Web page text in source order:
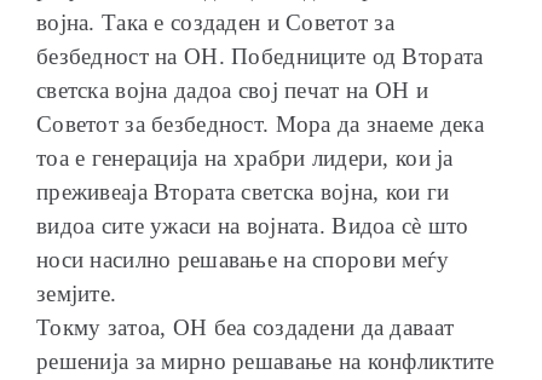
војна. Така е создаден и Советот за
безбедност на ОН. Победниците од Втората
светска војна дадоа свој печат на ОН и
Советот за безбедност. Мора да знаеме дека
тоа е генерација на храбри лидери, кои ја
преживеаја Втората светска војна, кои ги
видоа сите ужаси на војната. Видоа сѐ што
носи насилно решавање на спорови меѓу
земјите.
Токму затоа, ОН беа создадени да даваат
решенија за мирно решавање на конфликтите